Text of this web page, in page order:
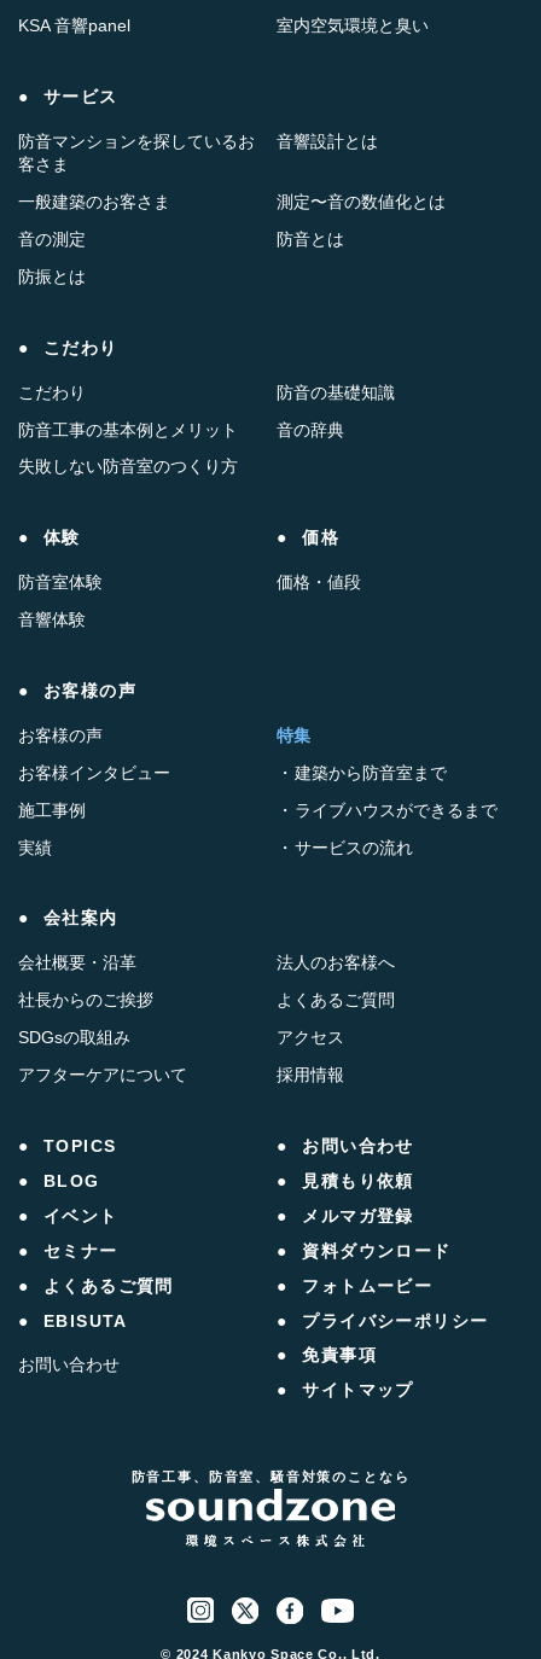
KSA 音響panel
室内空気環境と臭い
サービス
防音マンションを探しているお
客さま
一般建築のお客さま
音の測定
防音とは
防振とは
音響設計とは
測定〜音の数値化とは
こだわり
こだわり
防音工事の基本例とメリット
失敗しない防音室のつくり方
防音の基礎知識
音の辞典
体験
防音室体験
音響体験
価格
価格・値段
お客様の声
お客様の声
お客様インタビュー
施工事例
実績
特集
建築から防音室まで
ライブハウスができるまで
サービスの流れ
会社案内
会社概要・沿革
社長からのご挨拶
SDGsの取組み
アフターケアについて
法人のお客様へ
よくあるご質問
アクセス
採用情報
TOPICS
BLOG
イベント
セミナー
よくあるご質問
EBISUTA
お問い合わせ
お問い合わせ
見積もり依頼
メルマガ登録
資料ダウンロード
フォトムービー
プライバシーポリシー
免責事項
サイトマップ
防音工事、防音室、騒音対策のことなら
© 2024 Kankyo Space Co., Ltd.